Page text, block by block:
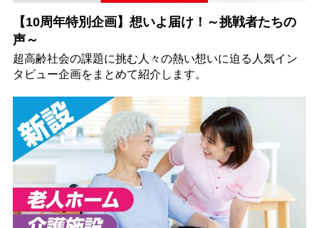
【10周年特別企画】想いよ届け！～挑戦者たちの
声～
超高齢社会の課題に挑む人々の熱い想いに迫る人気イン
タビュー企画をまとめて紹介します。